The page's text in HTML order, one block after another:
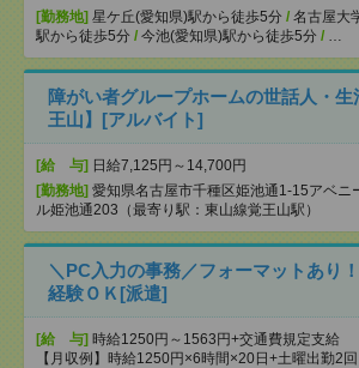
[勤務地] 星ケ丘(愛知県)駅から徒歩5分 / 名古屋大
駅から徒歩5分 / 今池(愛知県)駅から徒歩5分 / …
障がい者グループホームの世話人・
王山】[アルバイト]
[給 与] 日給7,125円～14,700円
[勤務地] 愛知県名古屋市千種区姫池通1-15アベニ
ル姫池通203（最寄り駅：東山線覚王山駅）
＼PC入力の事務／フォーマットあり
経験ＯＫ[派遣]
[給 与] 時給1250円～1563円+交通費規定支給
【月収例】時給1250円×6時間×20日+土曜出勤2回